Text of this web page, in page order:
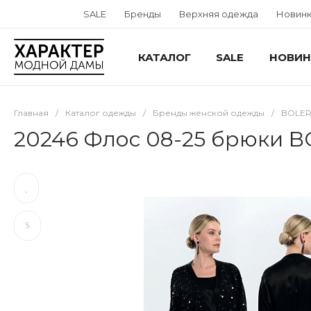
SALE Бренды Верхняя одежда
КАТАЛОГ SALE
Главная / Каталог одежды / Бренды женской одежды /
20246 Флос 08-25 брюки